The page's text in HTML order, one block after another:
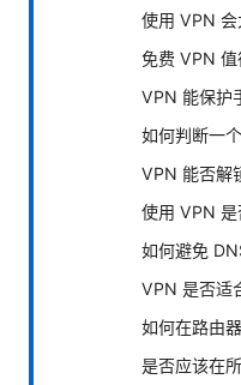
使用 VPN 会
免费 VPN 值
VPN 能保护
如何判断一
VPN 能否解
使用 VPN 是
如何避免
VPN 是否适
如何在路由
是否应该在